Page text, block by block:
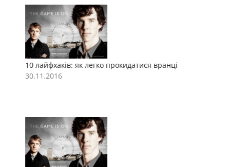
10 лайфхаків: як легко прокидатися вранці
30.11.2016